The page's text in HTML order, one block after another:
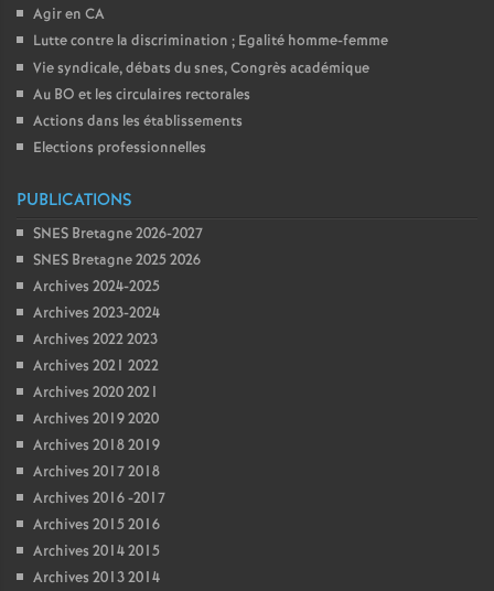
Agir en CA
Lutte contre la discrimination ; Egalité homme-femme
Vie syndicale, débats du snes, Congrès académique
Au BO et les circulaires rectorales
Actions dans les établissements
Elections professionnelles
PUBLICATIONS
SNES Bretagne 2026-2027
SNES Bretagne 2025 2026
Archives 2024-2025
Archives 2023-2024
Archives 2022 2023
Archives 2021 2022
Archives 2020 2021
Archives 2019 2020
Archives 2018 2019
Archives 2017 2018
Archives 2016 -2017
Archives 2015 2016
Archives 2014 2015
Archives 2013 2014